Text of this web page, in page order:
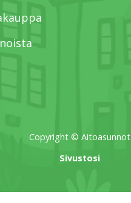
Copyright © Aitoasunnot
Sivustosi